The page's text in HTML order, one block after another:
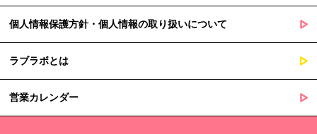
個人情報保護方針・個人情報の取り扱いについて
ラブラボとは
営業カレンダー